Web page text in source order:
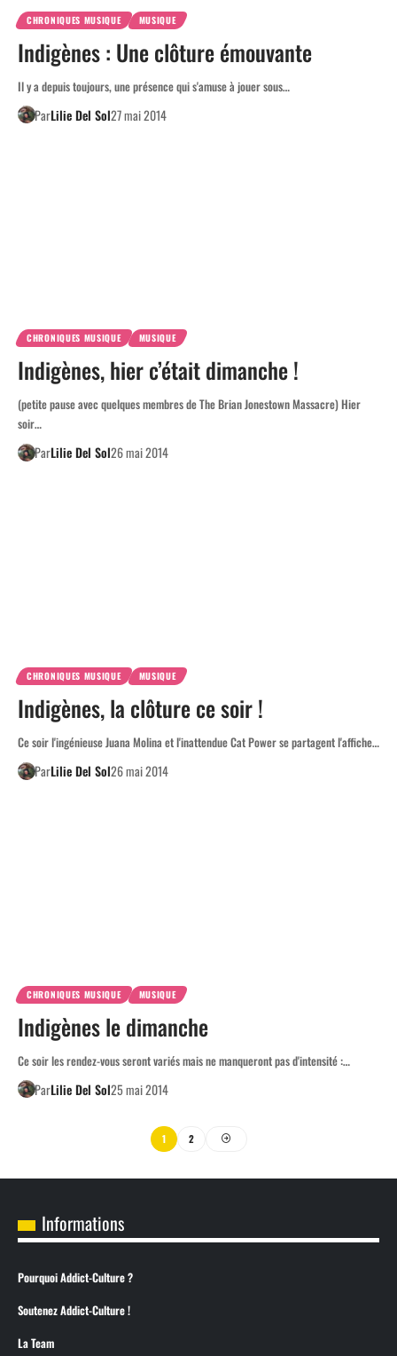
CHRONIQUES MUSIQUE MUSIQUE
Indigènes : Une clôture émouvante
Il y a depuis toujours, une présence qui s'amuse à jouer sous…
ParLilie Del Sol27 mai 2014
CHRONIQUES MUSIQUE MUSIQUE
Indigènes, hier c’était dimanche !
(petite pause avec quelques membres de The Brian Jonestown Massacre) Hier
soir…
ParLilie Del Sol26 mai 2014
CHRONIQUES MUSIQUE MUSIQUE
Indigènes, la clôture ce soir !
Ce soir l'ingénieuse Juana Molina et l'inattendue Cat Power se partagent l'affiche…
ParLilie Del Sol26 mai 2014
CHRONIQUES MUSIQUE MUSIQUE
Indigènes le dimanche
Ce soir les rendez-vous seront variés mais ne manqueront pas d'intensité :…
ParLilie Del Sol25 mai 2014
1 2
Informations
Pourquoi Addict-Culture ?
Soutenez Addict-Culture !
La Team